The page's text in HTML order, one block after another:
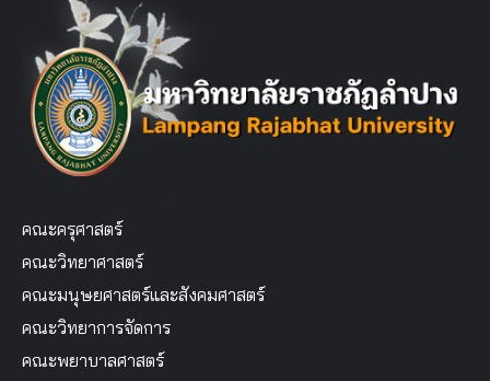
คณะครุศาสตร์
คณะวิทยาศาสตร์
คณะมนุษยศาสตร์และสังคมศาสตร์
คณะวิทยาการจัดการ
คณะพยาบาลศาสตร์